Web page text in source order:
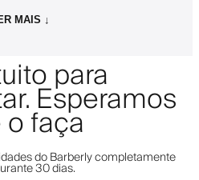
MAIS ↓
para
Esperamos
faça
do Barberly completamente
30 dias.